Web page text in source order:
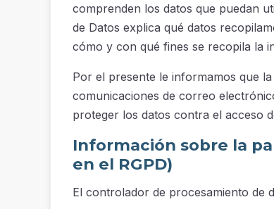
comprenden los datos que puedan
de Datos explica qué datos
cómo y con qué fines se recopila la
Por el presente le informamos que
comunicaciones de correo
proteger los datos contra el acceso
Información sobre la
en el RGPD)
El controlador de procesamiento de